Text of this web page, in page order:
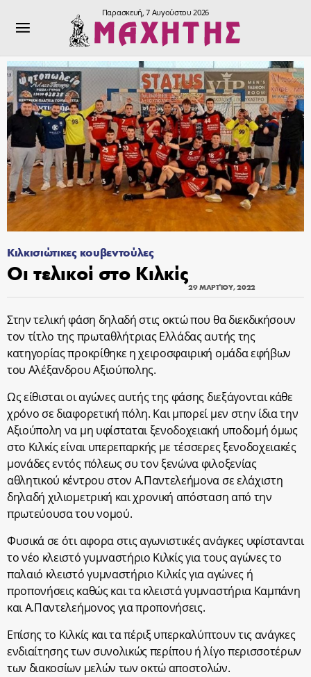
Παρασκευή, 7 Αυγούστου 2026
Κιλκισιώτικες κουβεντούλες
Οι τελικοί στο Κιλκίς
29 ΜΑΡΤΊΟΥ, 2022
Στην τελική φάση δηλαδή στις οκτώ που θα διεκδικήσουν
τον τίτλο της πρωταθλήτριας Ελλάδας αυτής της
κατηγορίας προκρίθηκε η χειροσφαιρική ομάδα εφήβων
του Αλέξανδρου Αξιούπολης.
Ως είθισται οι αγώνες αυτής της φάσης διεξάγονται κάθε
χρόνο σε διαφορετική πόλη. Και μπορεί μεν στην ίδια την
Αξιούπολη να μη υφίσταται ξενοδοχειακή υποδομή όμως
στο Κιλκίς είναι υπερεπαρκής με τέσσερες ξενοδοχειακές
μονάδες εντός πόλεως συ τον ξενώνα φιλοξενίας
αθλητικού κέντρου στον Α.Παντελεήμονα σε ελάχιστη
δηλαδή χιλιομετρική και χρονική απόσταση από την
πρωτεύουσα του νομού.
Φυσικά σε ότι αφορα στις αγωνιστικές ανάγκες υφίστανται
το νέο κλειστό γυμναστήριο Κιλκίς για τους αγώνες το
παλαιό κλειστό γυμναστήριο Κιλκίς για αγώνες ή
προπονήσεις καθώς και τα κλειστά γυμναστήρια Καμπάνη
και Α.Παντελεήμονος για προπονήσεις.
Επίσης το Κιλκίς και τα πέριξ υπερκαλύπτουν τις ανάγκες
ενδιαίτησης των συνολικώς περίπου ή λίγο περισσοτέρων
των διακοσίων μελών των οκτώ αποστολών.